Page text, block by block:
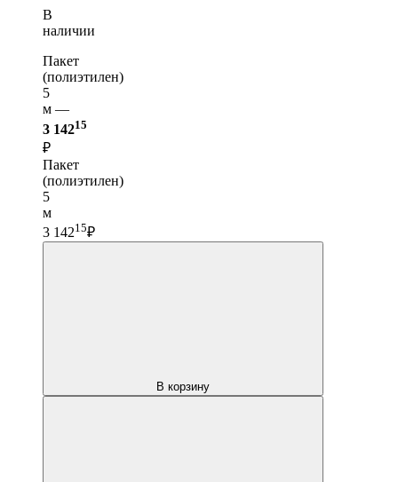
В
наличии
Пакет
(полиэтилен)
5
м —
3 14215
₽
Пакет
(полиэтилен)
5
м
3 14215₽
В корзину